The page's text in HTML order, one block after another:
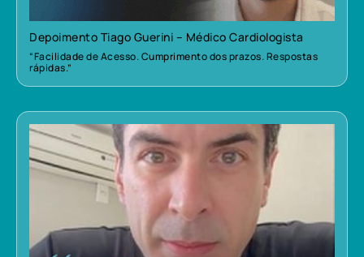
Depoimento Tiago Guerini – Médico Cardiologista
“Facilidade de Acesso. Cumprimento dos prazos. Respostas
rápidas.”